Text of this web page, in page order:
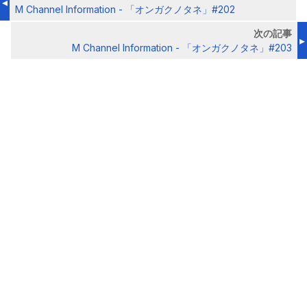
M Channel Information - 「オンガクノタネ」#202
次の記事
M Channel Information - 「オンガクノタネ」#203